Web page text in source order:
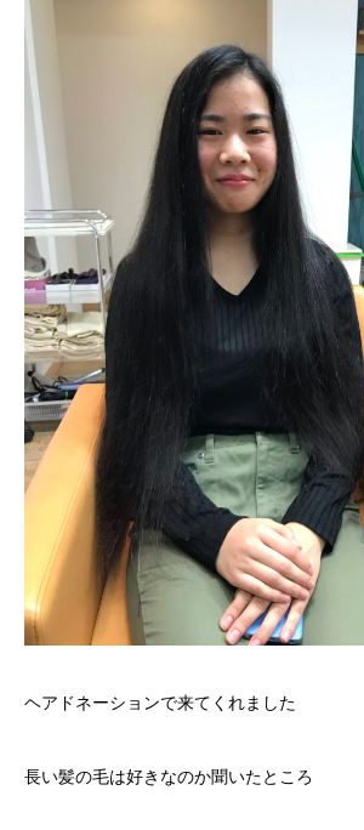
ヘアドネーションで来てくれました
長い髪の毛は好きなのか聞いたところ